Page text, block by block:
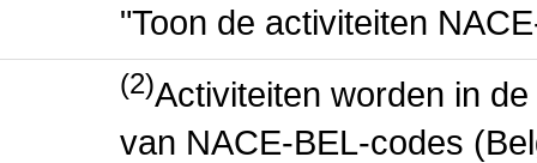
"Toon de activiteiten
(2)Activiteiten worden in
van NACE-BEL-codes